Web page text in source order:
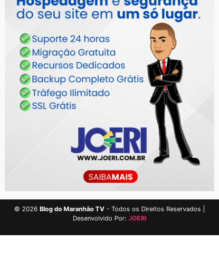
© 2026 Blog do Maranhão TV - Todos os Direitos Reservados |
Desenvolvido Por: JOERI